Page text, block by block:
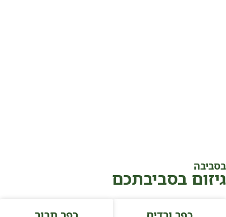
בסביבה
גיזום בסביבתכם